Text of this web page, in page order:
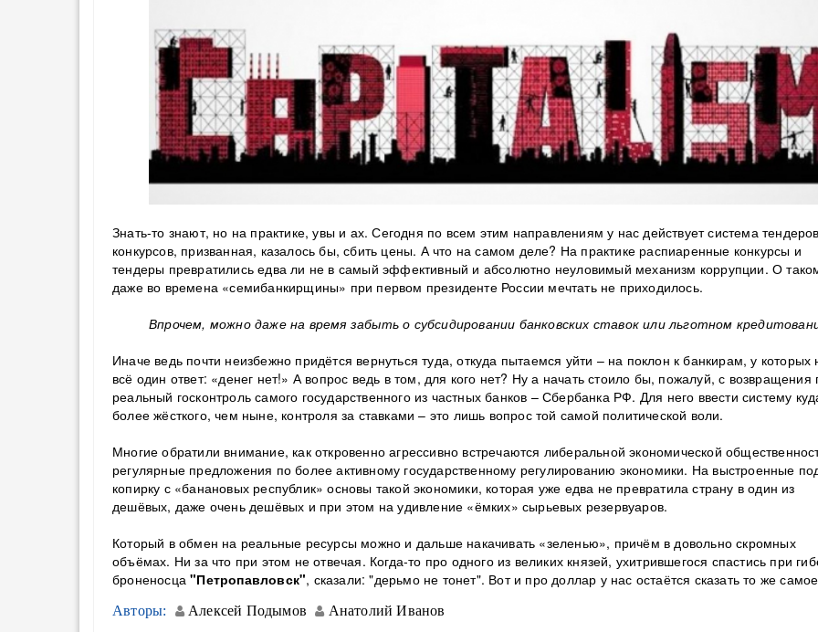
Знать-то знают, но на практике, увы и ах. Сегодня по всем этим направлениям у нас действует система
конкурсов, призванная, казалось бы, сбить цены. А что на самом деле? На практике распиаренные конкурсы и
тендеры превратились едва ли не в самый эффективный и абсолютно неуловимый механизм коррупции. О
даже во времена «семибанкирщины» при первом президенте России мечтать не приходилось.
Впрочем, можно даже на время забыть о субсидировании банковских ставок или льготном
Иначе ведь почти неизбежно придётся вернуться туда, откуда пытаемся уйти – на поклон к банкирам, у которых
всё один ответ: «денег нет!» А вопрос ведь в том, для кого нет? Ну а начать стоило бы, пожалуй, с возвращения
реальный госконтроль самого государственного из частных банков – Сбербанка РФ. Для него ввести систему
более жёсткого, чем ныне, контроля за ставками – это лишь вопрос той самой политической воли.
Многие обратили внимание, как откровенно агрессивно встречаются либеральной экономической
регулярные предложения по более активному государственному регулированию экономики. На выстроенные
копирку с «банановых республик» основы такой экономики, которая уже едва не превратила страну в один из
дешёвых, даже очень дешёвых и при этом на удивление «ёмких» сырьевых резервуаров.
Который в обмен на реальные ресурсы можно и дальше накачивать «зеленью», причём в довольно скромных
объёмах. Ни за что при этом не отвечая. Когда-то про одного из великих князей, ухитрившегося спастись при
броненосца"Петропавловск", сказали: "дерьмо не тонет". Вот и про доллар у нас остаётся сказать то же
Авторы: Алексей Подымов Анатолий Иванов